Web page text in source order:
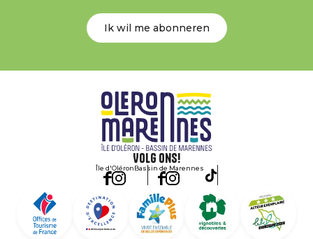
Ik wil me abonneren
Volg ons!
Île d'OléronBassin de Marennes